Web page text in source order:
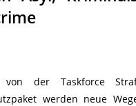
der Taskforce
werden neue